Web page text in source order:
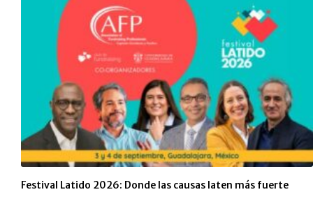
Festival Latido 2026: Donde las causas laten más fuerte